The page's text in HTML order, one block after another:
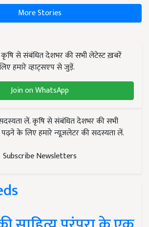
More Stories
कृषि से संबंधित देशभर की सभी लेटेस्ट ख़बरें
हमारे व्हाट्सएप से जुड़ें.
Join on WhatsApp
लें. कृषि से संबंधित देशभर की सभी
के लिए हमारे न्यूज़लेटर की सदस्यता लें.
Subscribe Newsletters